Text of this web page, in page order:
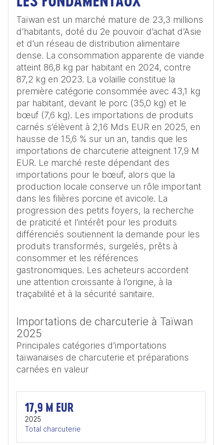
Taïwan est un marché mature de 23,3 millions
d’habitants, doté du 2e pouvoir d’achat d’Asie
et d’un réseau de distribution alimentaire
dense. La consommation apparente de viande
atteint 86,8 kg par habitant en 2024, contre
87,2 kg en 2023. La volaille constitue la
première catégorie consommée avec 43,1 kg
par habitant, devant le porc (35,0 kg) et le
bœuf (7,6 kg). Les importations de produits
carnés s’élèvent à 2,16 Mds EUR en 2025, en
hausse de 15,6 % sur un an, tandis que les
importations de charcuterie atteignent 17,9 M
EUR. Le marché reste dépendant des
importations pour le bœuf, alors que la
production locale conserve un rôle important
dans les filières porcine et avicole. La
progression des petits foyers, la recherche
de praticité et l’intérêt pour les produits
différenciés soutiennent la demande pour les
produits transformés, surgelés, prêts à
consommer et les références
gastronomiques. Les acheteurs accordent
une attention croissante à l’origine, à la
traçabilité et à la sécurité sanitaire.
Importations de charcuterie à Taïwan
2025
Principales catégories d’importations
taïwanaises de charcuterie et préparations
carnées en valeur
17,9 M EUR
2025
Total charcuterie